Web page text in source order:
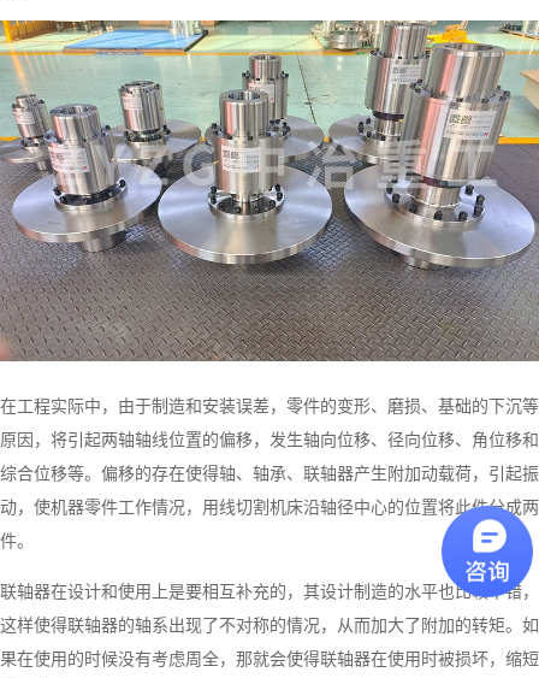
在工程实际中，由于制造和安装误差，零件的变形、磨损、基础的下沉等
原因，将引起两轴轴线位置的偏移，发生轴向位移、径向位移、角位移和
综合位移等。偏移的存在使得轴、轴承、联轴器产生附加动载荷，引起振
动，使机器零件工作情况，用线切割机床沿轴径中心的位置将此件分成两
件。
联轴器在设计和使用上是要相互补充的，其设计制造的水平也比较不错，
这样使得联轴器的轴系出现了不对称的情况，从而加大了附加的转矩。如
果在使用的时候没有考虑周全，那就会使得联轴器在使用时被损坏，缩短